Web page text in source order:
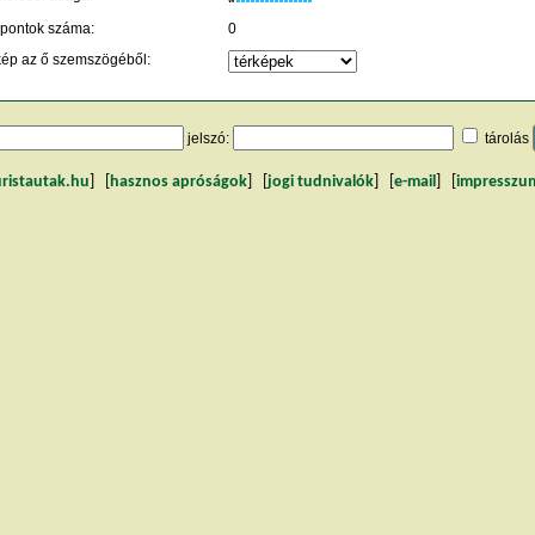
pontok száma:
0
az ő szemszögéből:
jelszó: tárolás
hasznos apróságok jogi tudnivalók e-mail